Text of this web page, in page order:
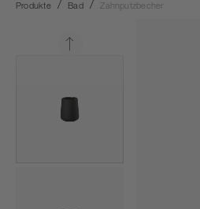
Produkte Bad Zahnputzbecher